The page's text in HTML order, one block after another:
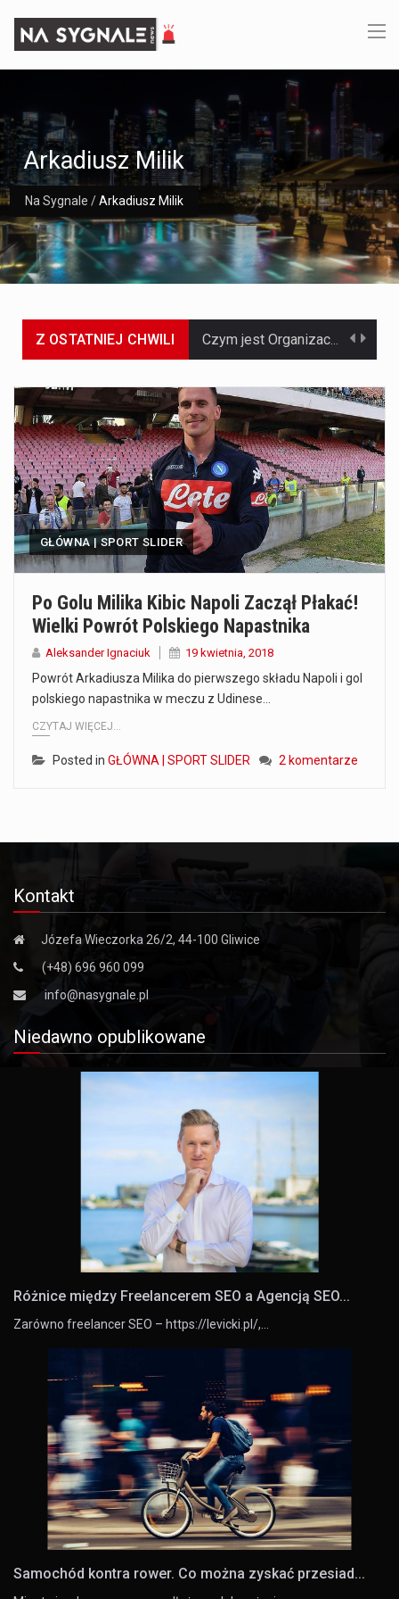
Na Sygnale /Arkadiusz Milik
Arkadiusz Milik
Z OSTATNIEJ CHWILI Czym jest Organizacja Traktatu Północnoatlantyckiego? Organizacja Traktatu Północnoatlantyckiego, powszechnie znana jako NATO, to międzynarodowy sojusz polityczno-wojskowy, który powstał 4 kwietnia 1949 roku. Został założony przez…
Co to jest prognoza pogody na 14 dni? Prognoza pogody na 14 dni to niezwykle cenne narzędzie, które dostarcza szczegółowych informacji o długoterminowych warunkach atmosferycznych…
Co to jest serwis Aktualności Polska dzisiaj? Serwis Aktualności Polska dzisiaj to żywy i nowoczesny portal, który dostarcza najświeższe wieści z kraju i zagranicy. Obejmuje…
Co to jest cyberbezpieczeństwo w sieci? Cyberbezpieczeństwo w Internecie stanowi istotny element ochrony systemów informacyjnych. Jego zasadniczym celem jest zabezpieczenie przed różnorodnymi cyberzagrożeniami oraz ryzykiem,…
Czym były starożytne igrzyska olimpijskie w Grecji? Starożytne igrzyska olimpijskie odgrywały kluczową rolę w dziejach Grecji. Co cztery lata, w pięknej Olimpii, odbywały się te…
GŁÓWNA | SPORT SLIDER
Po Golu Milika Kibic Napoli Zaczął Płakać!
Wielki Powrót Polskiego Napastnika
Aleksander Ignaciuk 19 kwietnia, 2018
Powrót Arkadiusza Milika do pierwszego składu Napoli i gol
polskiego napastnika w meczu z Udinese…
CZYTAJ WIĘCEJ...
Posted in GŁÓWNA | SPORT SLIDER 2 komentarze
Kontakt
Józefa Wieczorka 26/2, 44-100 Gliwice
(+48) 696 960 099
info@nasygnale.pl
Niedawno opublikowane
Różnice między Freelancerem SEO a Agencją SEO...
Zarówno freelancer SEO – https://levicki.pl/,…
Samochód kontra rower. Co można zyskać przesiad...